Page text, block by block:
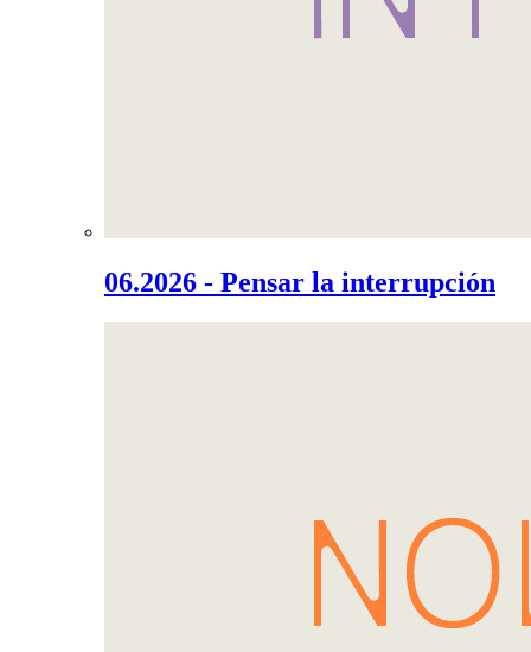
06.2026 - Pensar la interrupción